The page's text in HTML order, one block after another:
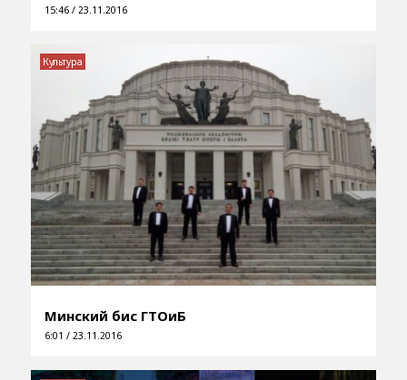
15:46 / 23.11.2016
Минский бис ГТОиБ
6:01 / 23.11.2016
Культура